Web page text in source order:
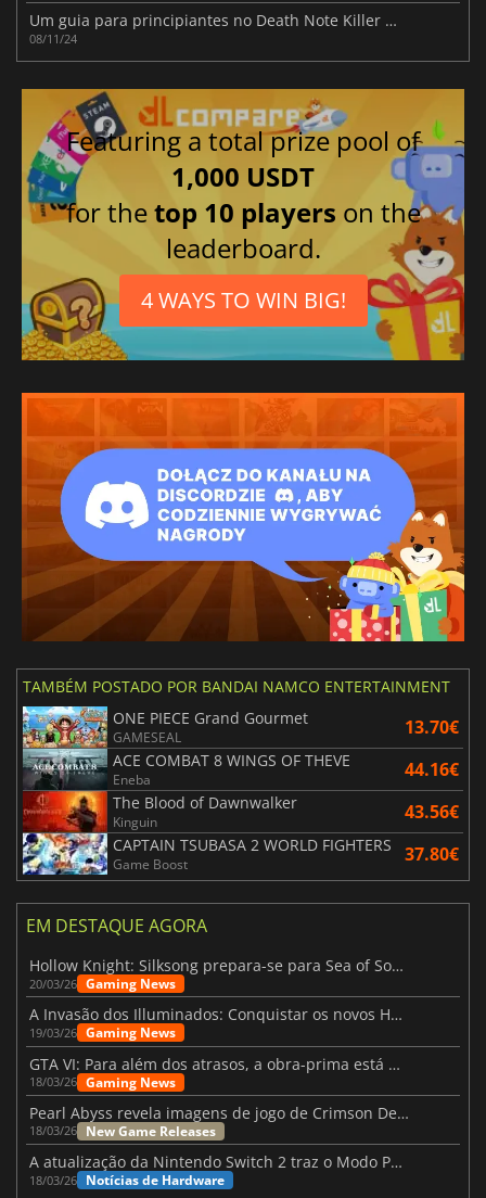
Um guia para principiantes no Death Note Killer Within
08/11/24
Featuring a total prize pool of
1,000 USDT
for thetop 10 players on the
leaderboard.
4 WAYS TO WIN BIG!
TAMBÉM POSTADO POR BANDAI NAMCO ENTERTAINMENT
ONE PIECE Grand Gourmet
GAMESEAL 13.70€
ACE COMBAT 8 WINGS OF THEVE
Eneba 44.16€
The Blood of Dawnwalker
Kinguin 43.56€
CAPTAIN TSUBASA 2 WORLD FIGHTERS
Game Boost 37.80€
EM DESTAQUE AGORA
Hollow Knight: Silksong prepara-se para Sea of Sorrow com um patch
20/03/26 Gaming News
A Invasão dos Illuminados: Conquistar os novos Helldivers 2 Atualização!
19/03/26 Gaming News
GTA VI: Para além dos atrasos, a obra-prima está quase a chegar
18/03/26 Gaming News
Pearl Abyss revela imagens de jogo de Crimson Desert para a PS5
18/03/26 New Game Releases
A atualização da Nintendo Switch 2 traz o Modo Portátil aos jogos mais antigos da Switch
18/03/26 Notícias de Hardware